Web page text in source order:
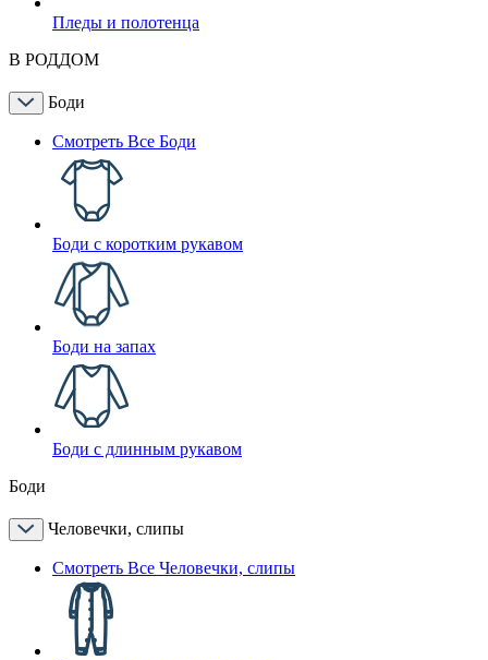
Пледы и полотенца
В РОДДОМ
Боди
Смотреть Все Боди
Боди с коротким рукавом
Боди на запах
Боди с длинным рукавом
Боди
Человечки, слипы
Смотреть Все Человечки, слипы